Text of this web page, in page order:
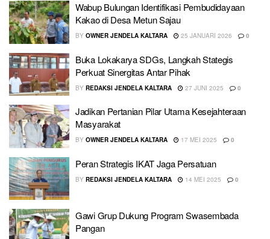
Wabup Bulungan Identifikasi Pembudidayaan
Kakao di Desa Metun Sajau
BY OWNER JENDELA KALTARA 25 JANUARI 2026 0
Buka Lokakarya SDGs, Langkah Stategis
Perkuat Sinergitas Antar Pihak
BY REDAKSI JENDELA KALTARA 27 JUNI 2025 0
Jadikan Pertanian Pilar Utama Kesejahteraan
Masyarakat
BY OWNER JENDELA KALTARA 17 MEI 2025 0
Peran Strategis IKAT Jaga Persatuan
BY REDAKSI JENDELA KALTARA 14 MEI 2025 0
Gawi Grup Dukung Program Swasembada
Pangan